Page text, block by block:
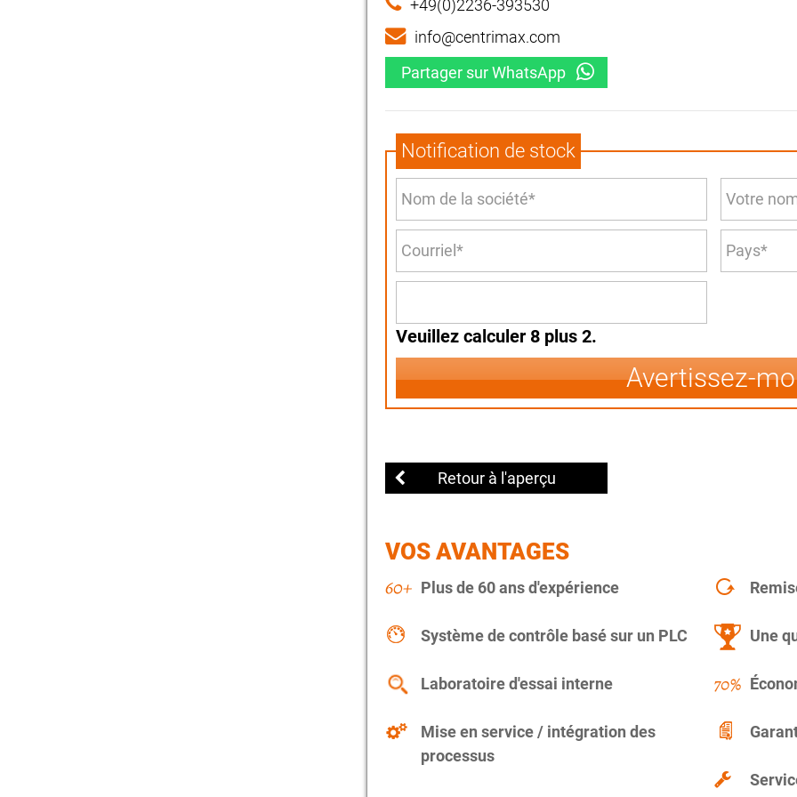
+49(0)2236-393530
info@centrimax.com
Partager sur WhatsApp
Notification de stock
Veuillez calculer 8 plus 2.
Avertissez-
Retour à l'aperçu
VOS AVANTAGES
Plus de 60 ans d'expérience
Système de contrôle basé sur un PLC Une
Laboratoire d'essai interne
Mise en service / intégration des
processus